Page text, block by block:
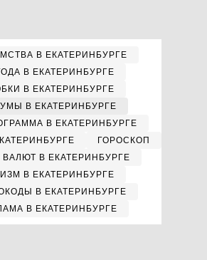
В ЕКАТЕРИНБУРГЕ
В ЕКАТЕРИНБУРГЕ
В ЕКАТЕРИНБУРГЕ
В ЕКАТЕРИНБУРГЕ
В ЕКАТЕРИНБУРГЕ
ГОРОСКОП
ВАЛЮТ В ЕКАТЕРИНБУРГЕ
В ЕКАТЕРИНБУРГЕ
В ЕКАТЕРИНБУРГЕ
В ЕКАТЕРИНБУРГЕ